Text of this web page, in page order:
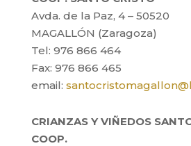
Avda. de la Paz, 4 – 50520
MAGALLÓN (Zaragoza)
Tel: 976 866 464
Fax: 976 866 465
email:
CRIANZAS Y VIÑEDOS
COOP.